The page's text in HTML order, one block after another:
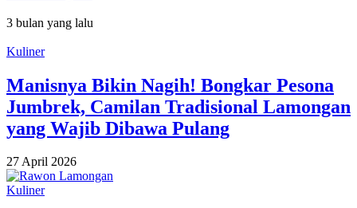
3 bulan yang lalu
Kuliner
Manisnya Bikin Nagih! Bongkar Pesona
Jumbrek, Camilan Tradisional Lamongan
yang Wajib Dibawa Pulang
27 April 2026
Kuliner